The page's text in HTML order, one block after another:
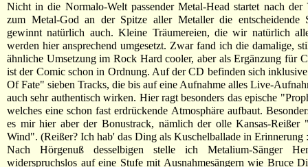
Nicht in die Normalo-Welt passender Metal-Head startet nach der
zum Metal-God an der Spitze aller Metaller die entscheidende
gewinnt natürlich auch. Kleine Träumereien, die wir natürlich
werden hier ansprechend umgesetzt. Zwar fand ich die damalige,
ähnliche Umsetzung im Rock Hard cooler, aber als Ergänzung für
ist der Comic schon in Ordnung. Auf der CD befinden sich
Of Fate" sieben Tracks, die bis auf eine Aufnahme alles Live-
auch sehr authentisch wirken. Hier ragt besonders das epische
welches eine schon fast erdrückende Atmosphäre aufbaut.
es mir hier aber der Bonustrack, nämlich der olle Kansas-Reißer
Wind". (Reißer? Ich hab' das Ding als Kuschelballade in Erinnerung
Nach Hörgenuß desselbigen stelle ich Metalium-Sänger
widerspruchslos auf eine Stufe mit Ausnahmesängern wie Bruce